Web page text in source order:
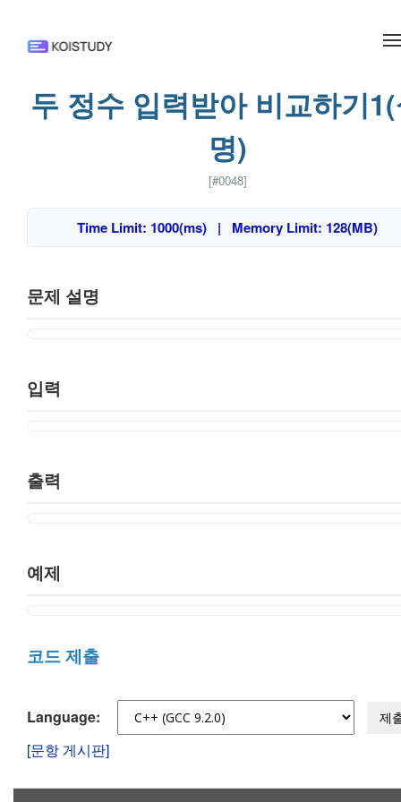
두 정수 입력받아 비교하기
명)
[#0048]
Time Limit: 1000(ms) | Memory Limit: 128(MB)
문제 설명
입력
출력
예제
코드 제출
Language: 제
[문항 게시판]